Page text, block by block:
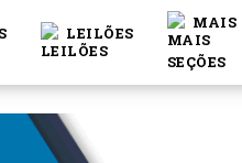
LEILÕES
MAIS